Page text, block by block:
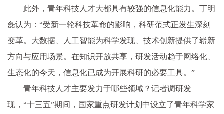
此外，青年科技人才大都具有较强的信息化能力。丁明
磊认为：“受新一轮科技革命的影响，科研范式正发生深刻
变革。大数据、人工智能为科学发现、技术创新提供了崭新
方向与应用场景。在知识开放共享，研发活动趋于网络化、
生态化的今天，信息化已成为开展科研的必要工具。”
青年科技人才主要发力于哪些领域？记者调研发
现，“十三五”期间，国家重点研发计划中设立了青年科学家